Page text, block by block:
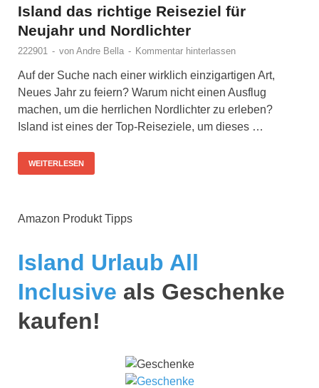
Island das richtige Reiseziel für
Neujahr und Nordlichter
222901 - von Andre Bella - Kommentar hinterlassen
Auf der Suche nach einer wirklich einzigartigen Art,
Neues Jahr zu feiern? Warum nicht einen Ausflug
machen, um die herrlichen Nordlichter zu erleben?
Island ist eines der Top-Reiseziele, um dieses …
WEITERLESEN
Amazon Produkt Tipps
Island Urlaub All
Inclusive als Geschenke
kaufen!